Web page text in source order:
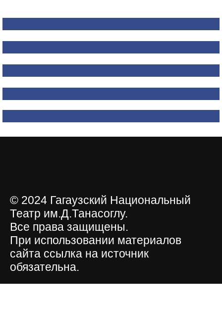
© 2024 Гагаузский Национальный
Театр им.Д.Танасоглу.
Все права защищены.
При использовании материалов
сайта ссылка на источник
обязательна.